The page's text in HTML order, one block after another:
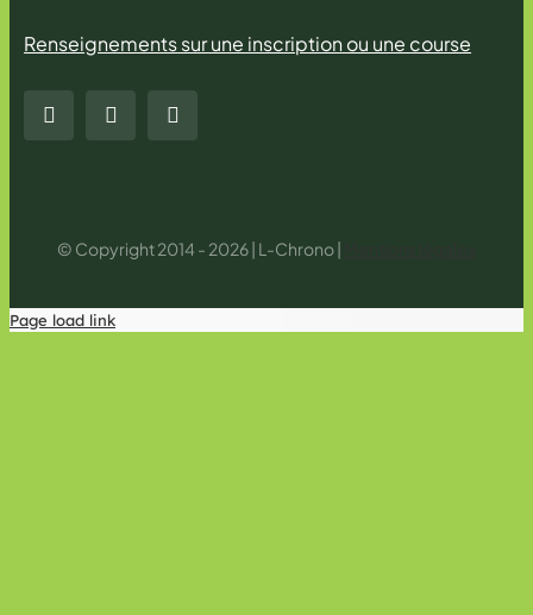
Renseignements sur une inscription ou une course
© Copyright 2014 - 2026 | L-Chrono |
Page load link